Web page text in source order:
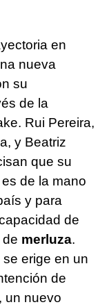
en
nueva
su
de la
Rui Pereira,
y Beatriz
que su
de la mano
y para
de
merluza.
erige en un
de
un nuevo